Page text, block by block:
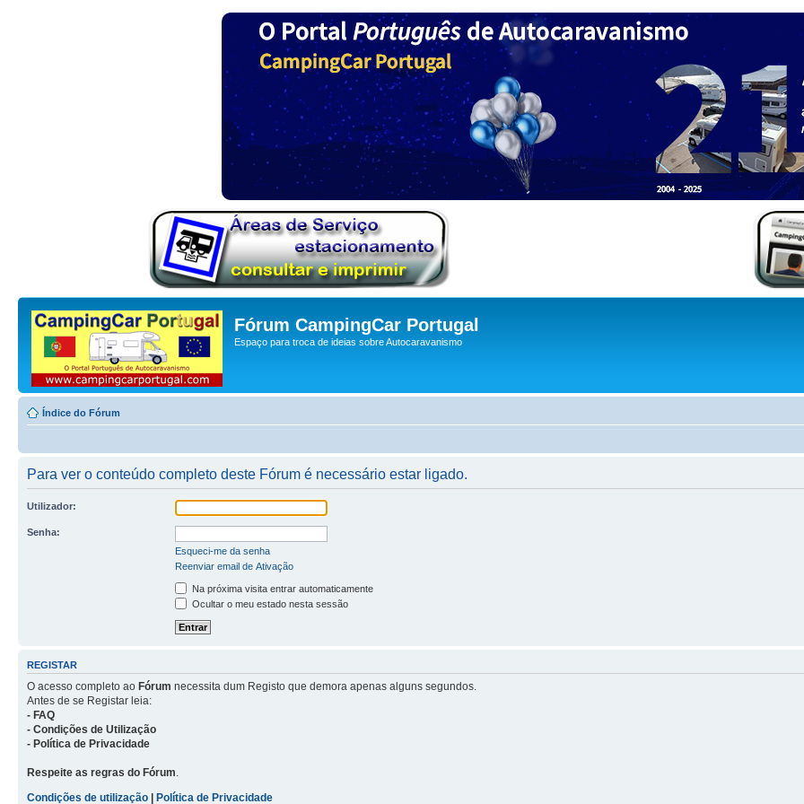
Fórum CampingCar Portugal
Espaço para troca de ideias sobre Autocaravanismo
Índice do Fórum
Para ver o conteúdo completo deste Fórum é necessário estar ligado.
Utilizador:
Senha:
Esqueci-me da senha
Reenviar email de Ativação
Na próxima visita entrar automaticamente
Ocultar o meu estado nesta sessão
REGISTAR
O acesso completo ao Fórum necessita dum Registo que demora apenas alguns segundos.
Antes de se Registar leia:
- FAQ
- Condições de Utilização
- Política de Privacidade
Respeite as regras do Fórum
Condições de utilização | Política de Privacidade